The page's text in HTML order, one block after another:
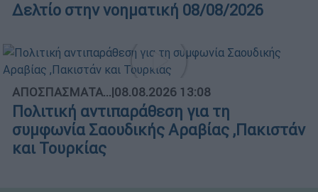
Δελτίο στην νοηματική 08/08/2026
ΑΠΟΣΠΑΣΜΑΤΑ...|08.08.2026 13:08
Πολιτική αντιπαράθεση για τη
συμφωνία Σαουδικής Αραβίας ,Πακιστάν
και Τουρκίας